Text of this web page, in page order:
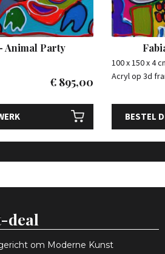
Animal Party
€ 895,00
100 x 150 x 4
Acryl op 3d
BESTEL
deal
om Moderne Kunst